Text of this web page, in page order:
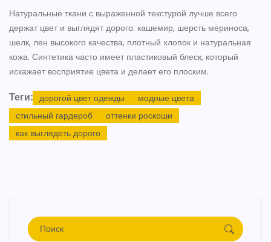
Натуральные ткани с выраженной текстурой лучше всего
держат цвет и выглядят дорого: кашемир, шерсть мериноса,
шелк, лен высокого качества, плотный хлопок и натуральная
кожа. Синтетика часто имеет пластиковый блеск, который
искажает восприятие цвета и делает его плоским.
Теги: дорогой цвет одежды
модные цвета
стильный гардероб
оттенки роскоши
как выглядеть дорого